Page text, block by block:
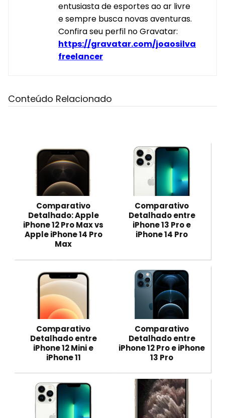
entusiasta de esportes ao ar livre
e sempre busca novas aventuras.
Confira seu perfil no Gravatar:
https://gravatar.com/joaosilva
freelancer
Conteúdo Relacionado
Comparativo
Detalhado: Apple
iPhone 12 Pro Max vs
Apple iPhone 14 Pro
Max
Comparativo
Detalhado entre
iPhone 13 Pro e
iPhone 14 Pro
Comparativo
Detalhado entre
iPhone 12 Mini e
iPhone 11
Comparativo
Detalhado entre
iPhone 12 Pro e iPhone
13 Pro